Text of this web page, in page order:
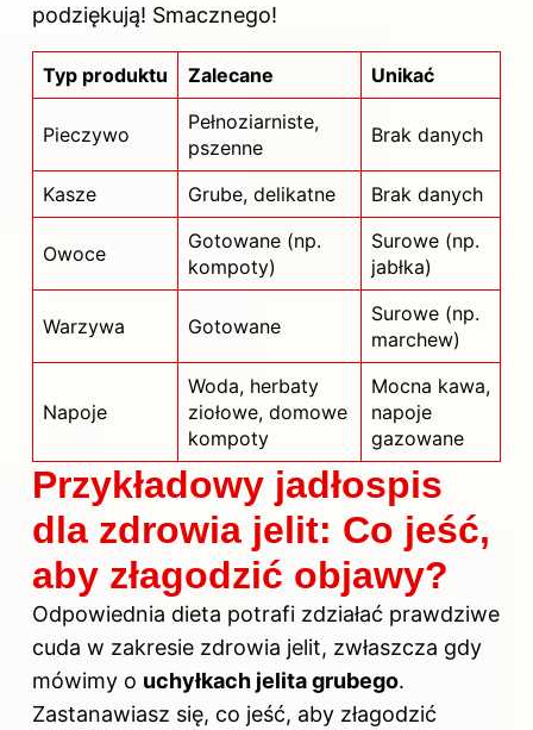
podziękują! Smacznego!
Typ produktu Zalecane Unikać
Pieczywo
Pełnoziarniste,
pszenne
Brak danych
Kasze Grube, delikatne Brak danych
Owoce
Gotowane (np.
kompoty)
Surowe (np.
jabłka)
Warzywa Gotowane
Surowe (np.
marchew)
Napoje
Woda, herbaty
ziołowe, domowe
kompoty
Mocna kawa,
napoje
gazowane
Przykładowy jadłospis
dla zdrowia jelit: Co jeść,
aby złagodzić objawy?
Odpowiednia dieta potrafi zdziałać prawdziwe
cuda w zakresie zdrowia jelit, zwłaszcza gdy
mówimy o uchyłkach jelita grubego.
Zastanawiasz się, co jeść, aby złagodzić